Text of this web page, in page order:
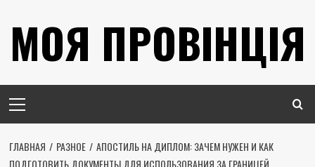
содержимому
МОЯ ПРОВІНЦІЯ
меню
ГЛАВНАЯ РАЗНОЕ
АПОСТИЛЬ НА ДИПЛОМ: ЗАЧЕМ НУЖЕН И КАК
ПОДГОТОВИТЬ ДОКУМЕНТЫ ДЛЯ ИСПОЛЬЗОВАНИЯ ЗА ГРАНИЦЕЙ